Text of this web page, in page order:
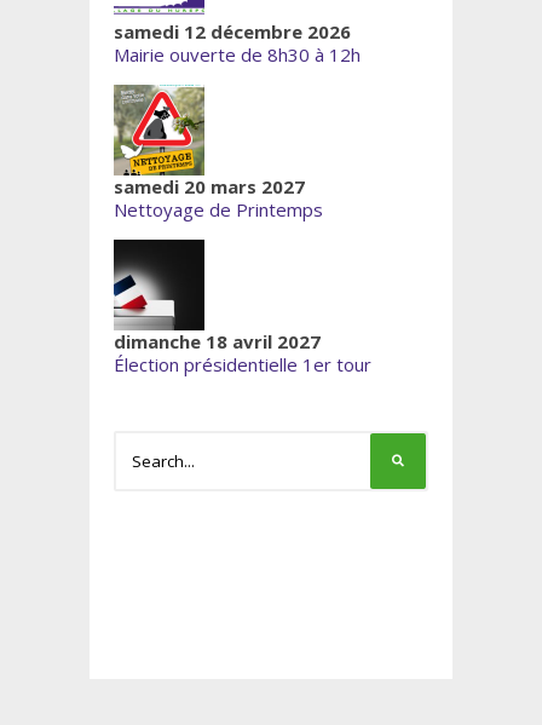
samedi 12 décembre 2026
Mairie ouverte de 8h30 à 12h
samedi 20 mars 2027
Nettoyage de Printemps
dimanche 18 avril 2027
Élection présidentielle 1er tour